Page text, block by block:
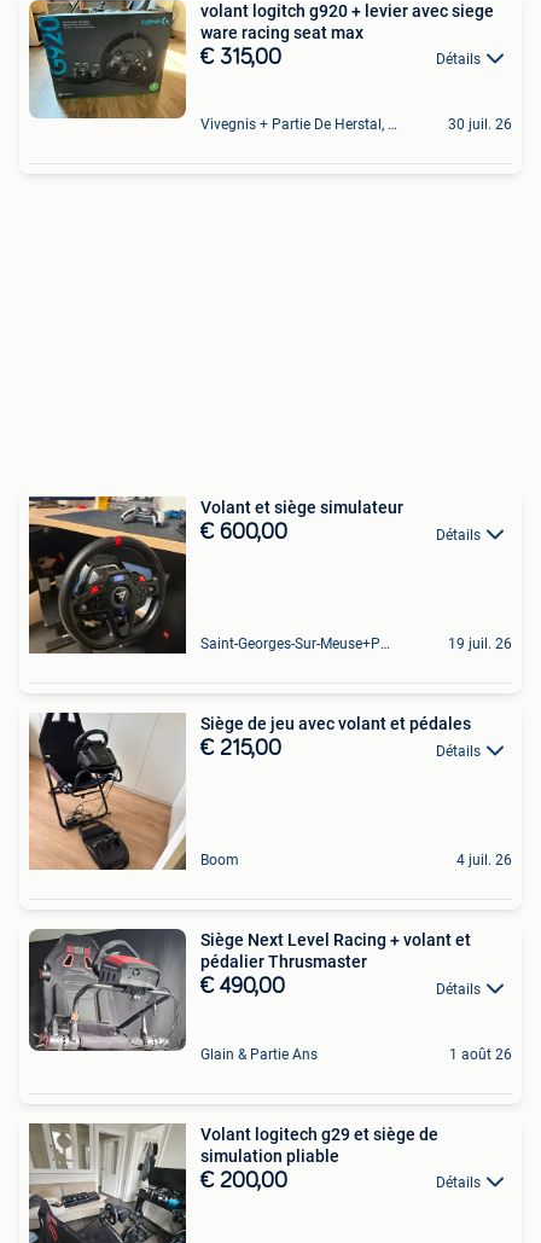
volant logitch g920 + levier avec siege
ware racing seat max
€ 315,00 Détails
Vivegnis + Partie De Herstal, Wandre Et Cheratte 30 juil. 26
Volant et siège simulateur
€ 600,00 Détails
Saint-Georges-Sur-Meuse+Partie De Hermalle-Sous-Huy 19 juil. 26
Siège de jeu avec volant et pédales
€ 215,00 Détails
Boom 4 juil. 26
Siège Next Level Racing + volant et
pédalier Thrusmaster
€ 490,00 Détails
Glain & Partie Ans 1 août 26
Volant logitech g29 et siège de
simulation pliable
€ 200,00 Détails